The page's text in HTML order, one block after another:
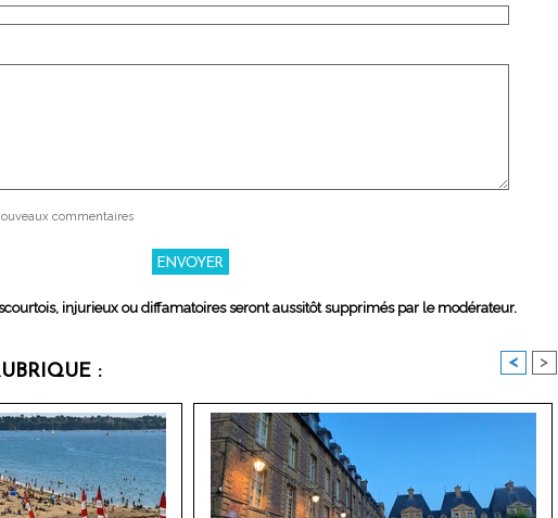
commentaires
injurieux ou diffamatoires seront aussitôt supprimés par le modérateur.
: < >